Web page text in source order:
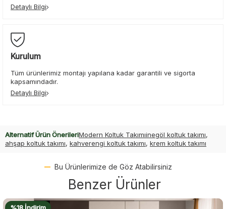
Detaylı Bilgi
Kurulum
Tüm ürünlerimiz montajı yapılana kadar garantili ve sigorta
kapsamındadır.
Detaylı Bilgi
Alternatif Ürün ÖnerileriModern Koltuk Takımıinegöl koltuk takımı,
ahşap koltuk takımı, kahverengi koltuk takımı, krem koltuk takımı
Bu Ürünlerimize de Göz Atabilirsiniz
Benzer Ürünler
%18 İndirim